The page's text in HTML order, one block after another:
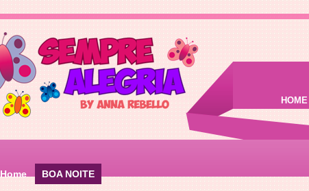
HOME
Home BOA NOITE